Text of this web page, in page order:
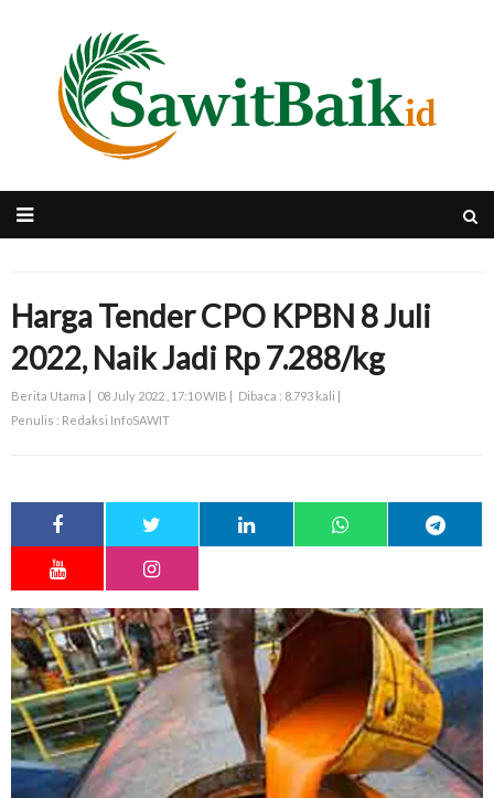
Harga Tender CPO KPBN 8 Juli
2022, Naik Jadi Rp 7.288/kg
Berita Utama | 08 July 2022 , 17:10 WIB | Dibaca : 8.793 kali |
Penulis : Redaksi InfoSAWIT